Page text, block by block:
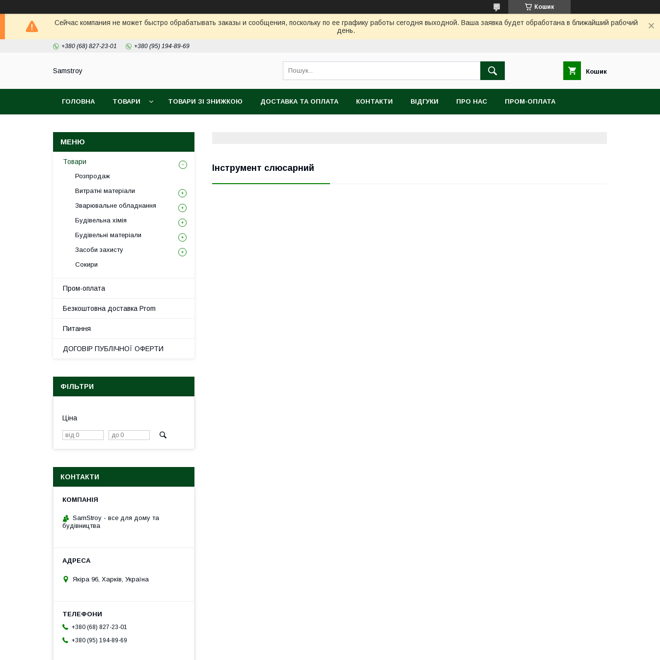
Кошик
Сейчас компания не может быстро обрабатывать заказы и сообщения, поскольку по ее графику работы сегодня выходной. Ваша заявка будет обработана в ближайший рабочий
день.
+380 (68) 827-23-01 +380 (95) 194-89-69
Samstroy Кошик
ГОЛОВНА ТОВАРИ ТОВАРИ ЗІ ЗНИЖКОЮ ДОСТАВКА ТА ОПЛАТА КОНТАКТИ ВІДГУКИ ПРО НАС ПРОМ-ОПЛАТА
Інструмент слюсарний
Товари
Розпродаж
Витратні матеріали
Зварювальне обладнання
Будівельна хімія
Будівельні матеріали
Засоби захисту
Сокири
Пром-оплата
Безкоштовна доставка Prom
Питання
ДОГОВІР ПУБЛІЧНОЇ ОФЕРТИ
ФІЛЬТРИ
Ціна
КОНТАКТИ
SamStroy - все для дому та
будівництва
Якіра 96, Харків, Україна
+380 (68) 827-23-01
+380 (95) 194-89-69